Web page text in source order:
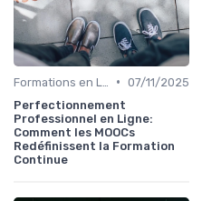
• 07/11/2025
Perfectionnement
Professionnel en Ligne:
Comment les MOOCs
Redéfinissent la Formation
Continue